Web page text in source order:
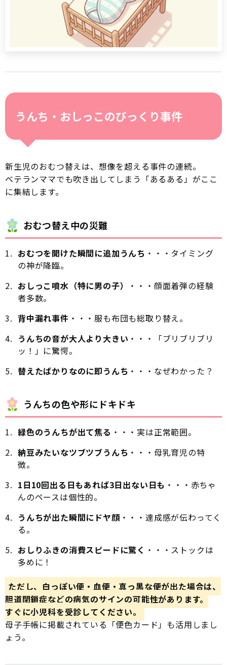
うんち・おしっこのびっくり事件
新生児のおむつ替えは、想像を超える事件の連続。
ベテランママでも吹き出してしまう「あるある」がここ
に集結します。
おむつ替え中の災難
おむつを開けた瞬間に追加うんち ・・・タイミング
の神が降臨。
おしっこ噴水（特に男の子）
・・・顔面着弾の経験
者多数。
背中漏れ事件 ・・・服も布団も総取り替え。
うんちの音が大人より大きい ・・・「ブリブリブリ
ッ！」に驚愕。
替えたばかりなのに即うんち ・・・なぜわかった？
うんちの色や形にドキドキ
緑色のうんちが出て焦る ・・・実は正常範囲。
納豆みたいなツブツブうんち ・・・母乳育児の特
徴。
1日10回出る日もあれば3日出ない日も ・・・赤ちゃ
んのペースは個性的。
うんちが出た瞬間にドヤ顔 ・・・達成感が伝わってく
る。
おしりふきの消費スピードに驚く ・・・ストックは
多めに！
ただし、白っぽい便・血便・真っ黒な便が出た場合は、
胆道閉鎖症などの病気のサインの可能性があります。
すぐに小児科を受診してください。
母子手帳に掲載されている「便色カード」も活用しまし
ょう。